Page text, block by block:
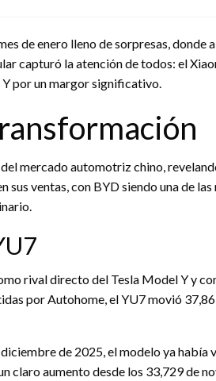
de enero lleno de sorpresas,
capturó la atención de todos: el
por un margor significativo.
mercado automotriz chino,
ventas, con BYD siendo una de
rival directo del Tesla Model Y y
por Autohome, el YU7 movió
de 2025, el modelo ya
claro aumento desde los 33,729 de